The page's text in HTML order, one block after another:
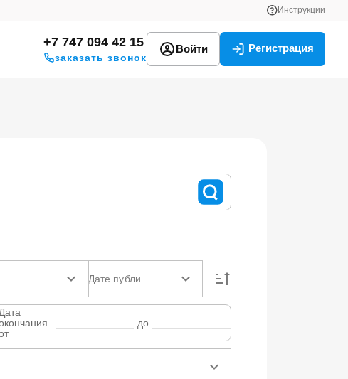
Инструкции
+7 747 094 42 15
заказать звонок
Войти Регистрация
Дата
до